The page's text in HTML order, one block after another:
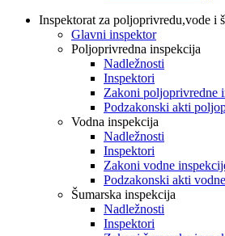
Inspektorat za poljoprivredu,vode i
Glavni inspektor
Poljoprivredna inspekcija
Nadležnosti
Inspektori
Zakoni poljoprivredne
Podzakonski akti
Vodna inspekcija
Nadležnosti
Inspektori
Zakoni vodne
Podzakonski akti
Šumarska inspekcija
Nadležnosti
Inspektori